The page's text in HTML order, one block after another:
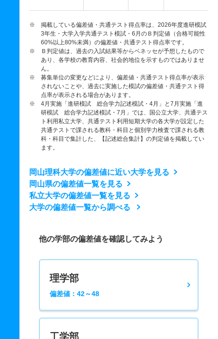
※ 掲載している偏差値・共通テスト得点率は、2026年度進研模試
3年生・大学入学共通テスト模試・6月のＢ判定値（合格可能性
60%以上80%未満）の偏差値・共通テスト得点率です。
※ Ｂ判定値は、過去の入試結果等からベネッセが予想したもので
あり、各学校の教育内容、社会的地位を示すものではありませ
ん。
※ 募集単位の変更などにより、偏差値・共通テスト得点率が表示
されないことや、過去に実施した模試の偏差値・共通テスト得
点率が表示される場合があります。
※ 4月実施「進研模試 総合学力記述模試・4月」と7月実施「進
研模試 総合学力記述模試・7月」では、国公立大学、共通テス
ト利用私立大学、共通テスト利用短期大学の各大学が設定した
共通テストで課される教科・科目と個別学力検査で課される教
科・科目で集計した、【記述総合集計】の判定値を掲載してい
ます。
岡山理科大学の偏差値に近い大学を見る
岡山県の偏差値一覧を見る
私立大学の偏差値一覧を見る
大学の偏差値一覧から調べる
他の学部の偏差値を確認してみよう
理学部
偏差値：42～48
工学部